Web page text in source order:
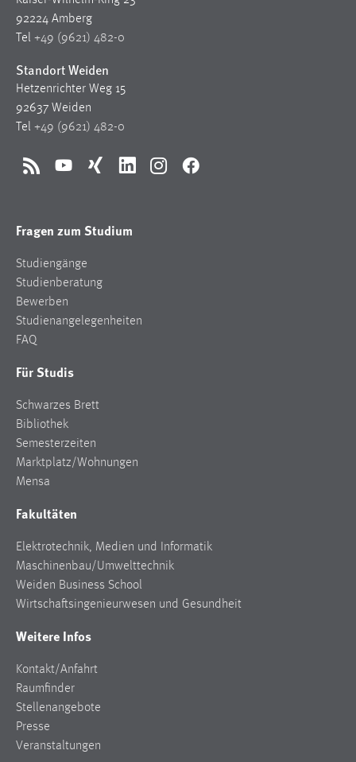
92224 Amberg
Tel +49 (9621) 482-0
Standort Weiden
Hetzenrichter Weg 15
92637 Weiden
Tel +49 (9621) 482-0
RSS YouTubeXing LinkedInInstagramFacebook
Fragen zum Studium
Studiengänge
Studienberatung
Bewerben
Studienangelegenheiten
FAQ
Für Studis
Schwarzes Brett
Bibliothek
Semesterzeiten
Marktplatz/Wohnungen
Mensa
Fakultäten
Elektrotechnik, Medien und Informatik
Maschinenbau/Umwelttechnik
Weiden Business School
Wirtschaftsingenieurwesen und Gesundheit
Weitere Infos
Kontakt/Anfahrt
Raumfinder
Stellenangebote
Presse
Veranstaltungen